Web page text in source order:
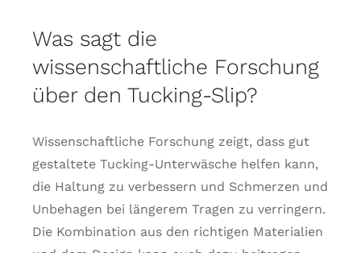
Was sagt die
wissenschaftliche Forschung
über den Tucking-Slip?
Wissenschaftliche Forschung zeigt, dass gut
gestaltete Tucking-Unterwäsche helfen kann,
die Haltung zu verbessern und Schmerzen und
Unbehagen bei längerem Tragen zu verringern.
Die Kombination aus den richtigen Materialien